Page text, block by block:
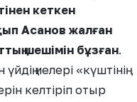
кеткен
Асанов жалған
шешімін бұзған.
иелері «күштінің
келтіріп отыр